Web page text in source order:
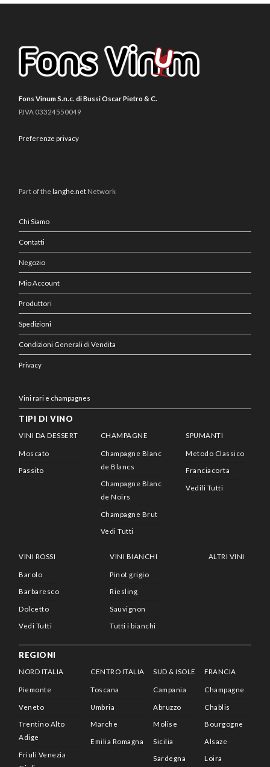
Fons Vinum S.n.c. di Bussi Oscar Pietro & C.
P.IVA 03324550049
Preferenze privacy
Part of the langhe.net Network
Chi Siamo
Contatti
Negozio
Mio Account
Produttori
Spedizioni
Condizioni Generali di Vendita
Privacy
Vini rari e champagnes
TIPI DI VINO
VINI DA DESSERT
Moscato
Passito
CHAMPAGNE
Champagne Blanc
de Blancs
Champagne Blanc
de Noirs
Champagne Brut
Vedi Tutti
SPUMANTI
Metodo Classico
Franciacorta
Vedili Tutti
VINI ROSSI
Barolo
Barbaresco
Dolcetto
Vedi Tutti
VINI BIANCHI
Pinot grigio
Riesling
Sauvignon
Tutti i bianchi
ALTRI VINI
REGIONI
NORD ITALIA
Piemonte
Veneto
Trentino Alto
Adige
Friuli Venezia
CENTRO ITALIA
Toscana
Umbria
Marche
Emilia Romagna
SUD & ISOLE
Campania
Abruzzo
Molise
Sicilia
Sardegna
FRANCIA
Champagne
Chablis
Bourgogne
Alsaze
Loira